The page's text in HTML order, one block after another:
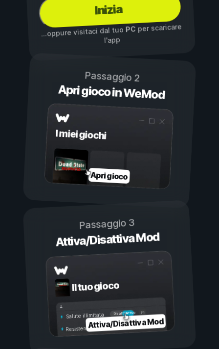
Inizia
...oppure visitaci dal tuoPC per scaricare
l'app
Passaggio 2
Apri gioco in WeMod
I miei giochi
Apri gioco
Passaggio 3
Attiva/Disattiva Mod
Il tuo gioco
Attivo
Disattivo
Salute illimitata
Resistenza illimitata
Attiva/Disattiva Mod